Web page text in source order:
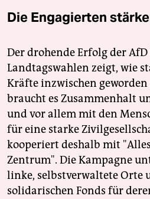
Die Engagierten
Der drohende Erfolg der
Landtagswahlen zeigt, wie
Kräfte inzwischen geworden
braucht es Zusammenhalt
und vor allem mit den
für eine starke
kooperiert deshalb mit
Zentrum". Die Kampagne
linke, selbstverwaltete Orte
solidarischen Fonds für